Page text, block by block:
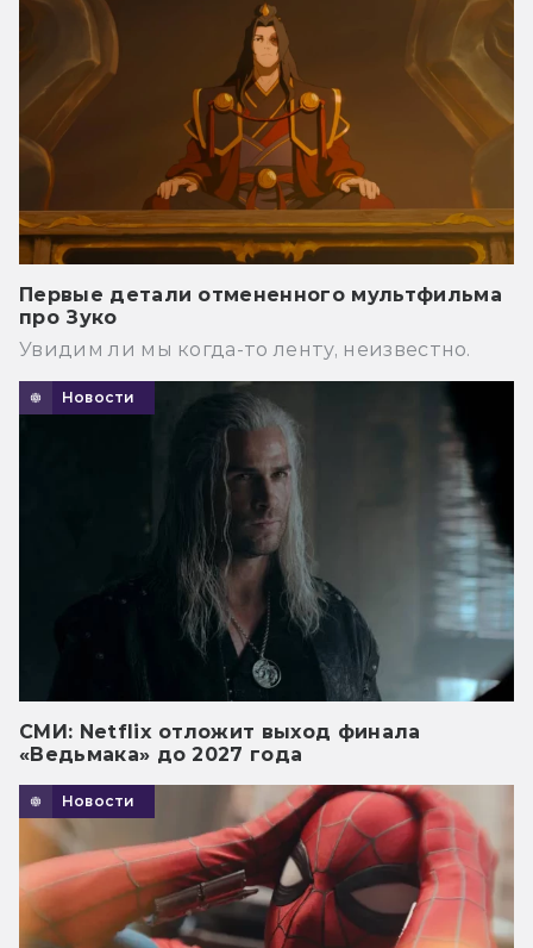
Первые детали отмененного мультфильма
про Зуко
Увидим ли мы когда-то ленту, неизвестно.
Новости
СМИ: Netflix отложит выход финала
«Ведьмака» до 2027 года
Новости